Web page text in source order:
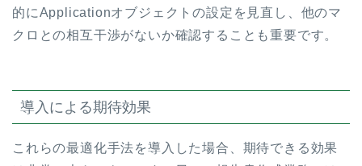
的にApplicationオブジェクトの設定を見直し、他のマ
クロとの相互干渉がないか確認することも重要です。
導入による期待効果
これらの最適化手法を導入した場合、期待できる効果